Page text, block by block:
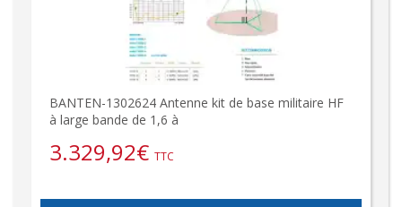
BANTEN-1302624 Antenne kit de base militaire HF
à large bande de 1,6 à
3.329,92€ TTC